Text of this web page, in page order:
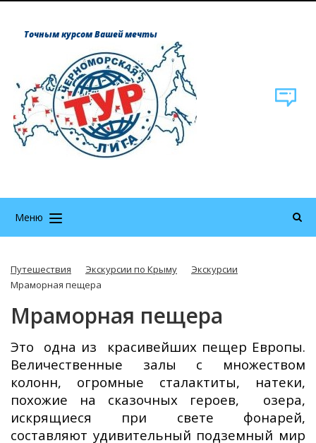
Точным курсом Вашей мечты
Меню
Путешествия Экскурсии по Крыму
Экскурсии
Мраморная пещера
Мраморная пещера
Это одна из красивейших пещер Европы.
Величественные залы с множеством
колонн, огромные сталактиты, натеки,
похожие на сказочных героев, озера,
искрящиеся при свете фонарей,
составляют удивительный подземный мир